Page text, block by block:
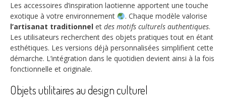
Les accessoires d’inspiration laotienne apportent une touche
exotique à votre environnement
. Chaque modèle valorise
l’artisanat traditionnel et des motifs culturels authentiques.
Les utilisateurs recherchent des objets pratiques tout en étant
esthétiques. Les versions déjà personnalisées simplifient cette
démarche. L’intégration dans le quotidien devient ainsi à la fois
fonctionnelle et originale.
Objets utilitaires au design culturel